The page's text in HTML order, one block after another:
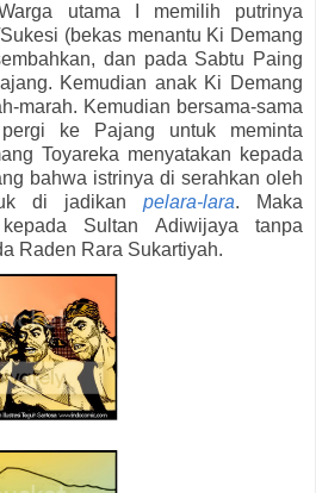
utama I memilih putrinya
(bekas menantu Ki Demang
dan pada Sabtu Paing
Kemudian anak Ki Demang
marah. Kemudian bersama-sama
ke Pajang untuk meminta
Toyareka menyatakan kepada
bahwa istrinya di serahkan oleh
di jadikan pelara-lara. Maka
Sultan Adiwijaya tanpa
Raden Rara Sukartiyah.